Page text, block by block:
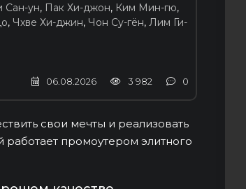
Сан-ун, Пак Хи-джон, Ким Мин-гю,
, Чхве Хи-джин, Чон Су-гён, Лим Ги-
06.08.2026 3 982 0
свои мечты и реализовать
промоутером элитного